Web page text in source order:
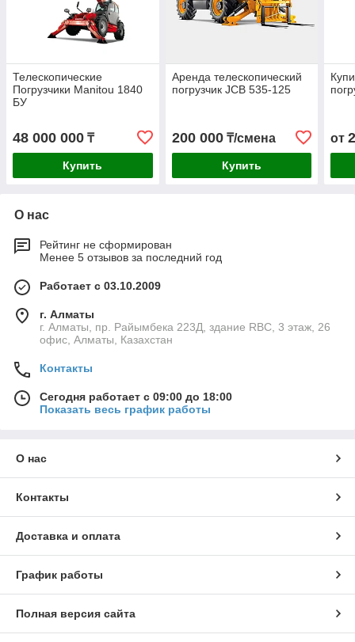
Телескопические
Погрузчики Manitou 1840
БУ
48 000 000 ₸
Купить
Аренда телескопический
погрузчик JCB 535-125
200 000₸/смена
Купить
от
О нас
Рейтинг не сформирован
Менее 5 отзывов за последний год
Работает с 03.10.2009
г. Алматы
г. Алматы, пр. Райымбека 223Д, здание RBC, 3 этаж, 26
офис, Алматы, Казахстан
Контакты
Сегодня работает с 09:00 до 18:00
Показать весь график работы
О нас
Контакты
Доставка и оплата
График работы
Полная версия сайта